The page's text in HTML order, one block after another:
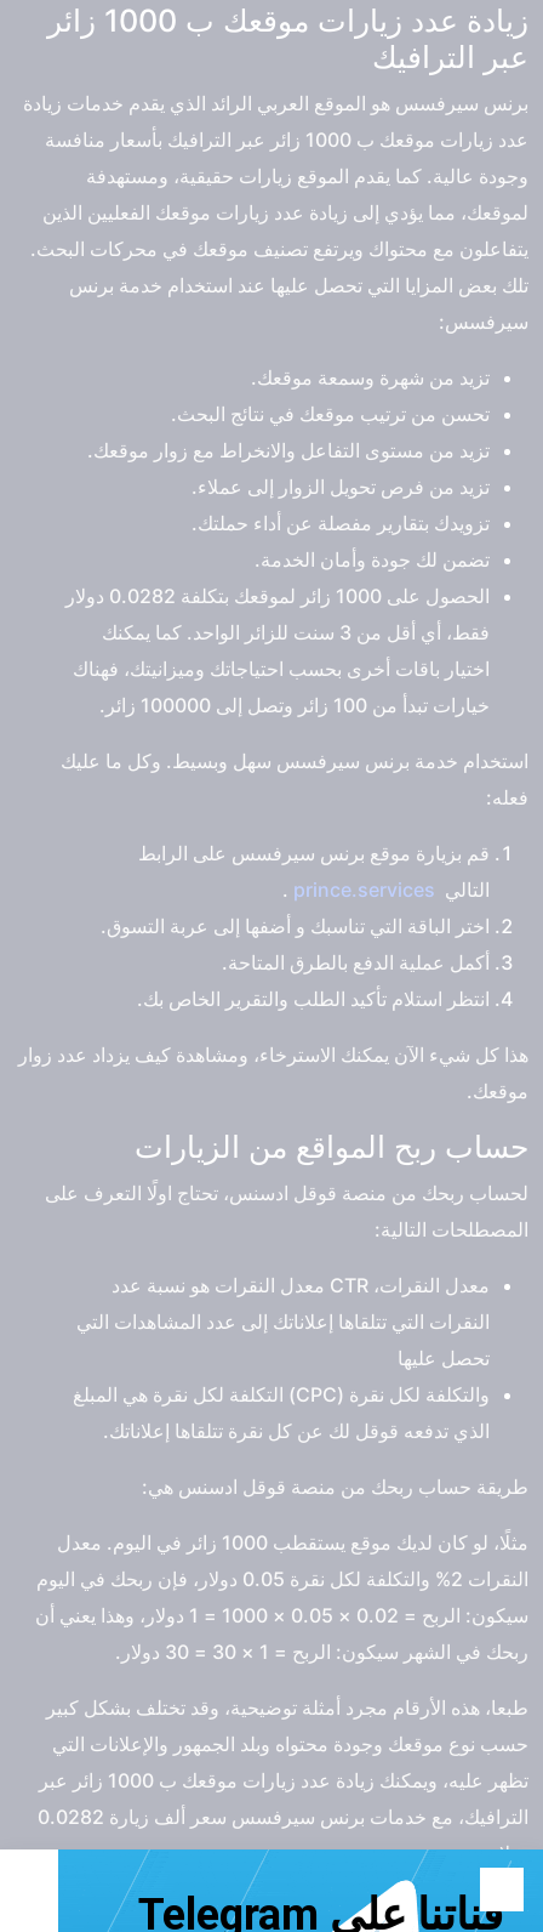
زيادة عدد زيارات موقعك ب 1000 زائر
عبر الترافيك
برنس سيرفسس هو الموقع العربي الرائد الذي يقدم خدمات زيادة
عدد زيارات موقعك ب 1000 زائر عبر الترافيك بأسعار منافسة
وجودة عالية. كما يقدم الموقع زيارات حقيقية، ومستهدفة
لموقعك، مما يؤدي إلى زيادة عدد زيارات موقعك الفعليين الذين
يتفاعلون مع محتواك ويرتفع تصنيف موقعك في محركات البحث.
تلك بعض المزايا التي تحصل عليها عند استخدام خدمة برنس
سيرفسس:
تزيد من شهرة وسمعة موقعك.
تحسن من ترتيب موقعك في نتائج البحث.
تزيد من مستوى التفاعل والانخراط مع زوار موقعك.
تزيد من فرص تحويل الزوار إلى عملاء.
تزويدك بتقارير مفصلة عن أداء حملتك.
تضمن لك جودة وأمان الخدمة.
الحصول على 1000 زائر لموقعك بتكلفة 0.0282 دولار
فقط، أي أقل من 3 سنت للزائر الواحد. كما يمكنك
اختيار باقات أخرى بحسب احتياجاتك وميزانيتك، فهناك
خيارات تبدأ من 100 زائر وتصل إلى 100000 زائر.
استخدام خدمة برنس سيرفسس سهل وبسيط. وكل ما عليك
فعله:
قم بزيارة موقع برنس سيرفسس على الرابط
التالي prince.services
.
اختر الباقة التي تناسبك و أضفها إلى عربة التسوق.
أكمل عملية الدفع بالطرق المتاحة.
انتظر استلام تأكيد الطلب والتقرير الخاص بك.
هذا كل شيء الآن يمكنك الاسترخاء، ومشاهدة كيف يزداد عدد زوار
موقعك.
حساب ربح المواقع من الزيارات
لحساب ربحك من منصة قوقل ادسنس، تحتاج اولًا التعرف على
المصطلحات التالية:
معدل النقرات، CTR معدل النقرات هو نسبة عدد
النقرات التي تتلقاها إعلاناتك إلى عدد المشاهدات التي
تحصل عليها
والتكلفة لكل نقرة (CPC) التكلفة لكل نقرة هي المبلغ
الذي تدفعه قوقل لك عن كل نقرة تتلقاها إعلاناتك.
طريقة حساب ربحك من منصة قوقل ادسنس هي:
مثلًا، لو كان لديك موقع يستقطب 1000 زائر في اليوم. معدل
النقرات 2% والتكلفة لكل نقرة 0.05 دولار، فإن ربحك في اليوم
سيكون: الربح = 0.02 × 0.05 × 1000 = 1 دولار، وهذا يعني أن
ربحك في الشهر سيكون: الربح = 1 × 30 = 30 دولار.
طبعا، هذه الأرقام مجرد أمثلة توضيحية، وقد تختلف بشكل كبير
حسب نوع موقعك وجودة محتواه وبلد الجمهور والإعلانات التي
تظهر عليه، ويمكنك زيادة عدد زيارات موقعك ب 1000 زائر عبر
الترافيك، مع خدمات برنس سيرفسس سعر ألف زيارة 0.0282
دولار.
اقرأ أيضًا:كيف أحصل على راتب شهري من خرائط جوجل؟